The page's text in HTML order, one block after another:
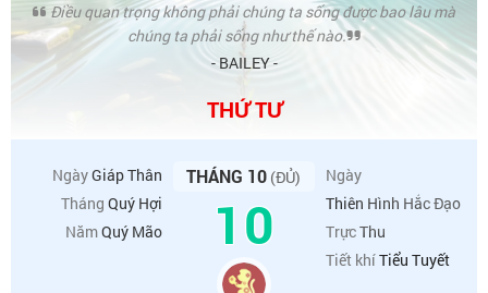
Điều quan trọng không phải chúng ta sống được bao lâu mà
chúng ta phải sống như thế nào.
- BAILEY -
THỨ TƯ
NgàyGiáp Thân
ThángQuý Hợi
NămQuý Mão
THÁNG 10 (ĐỦ)
10
Ngày
Thiên Hình Hắc Đạo
TrựcThu
Tiết khíTiểu Tuyết